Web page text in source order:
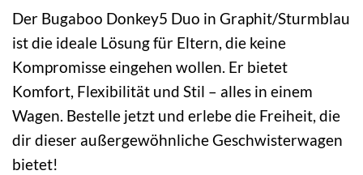
Der Bugaboo Donkey5 Duo in Graphit/Sturmblau
ist die ideale Lösung für Eltern, die keine
Kompromisse eingehen wollen. Er bietet
Komfort, Flexibilität und Stil – alles in einem
Wagen. Bestelle jetzt und erlebe die Freiheit, die
dir dieser außergewöhnliche Geschwisterwagen
bietet!